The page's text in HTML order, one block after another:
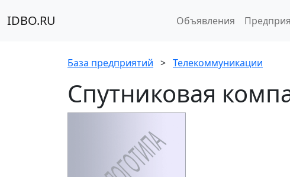
IDBO.RU Объявления
База предприятий > Телекоммуникации
Спутниковая